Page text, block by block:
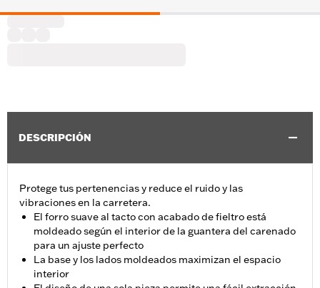
DESCRIPCIÓN
Protege tus pertenencias y reduce el ruido y las
vibraciones en la carretera.
El forro suave al tacto con acabado de fieltro está
moldeado según el interior de la guantera del carenado
para un ajuste perfecto
La base y los lados moldeados maximizan el espacio
interior